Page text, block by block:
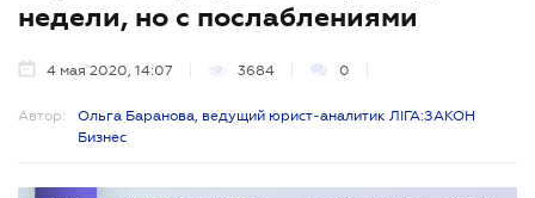
недели, но с послаблениями
4 мая 2020, 14:07 3684 0
Автор:
Ольга Баранова, ведущий юрист-аналитик ЛІГА:ЗАКОН
Бизнес